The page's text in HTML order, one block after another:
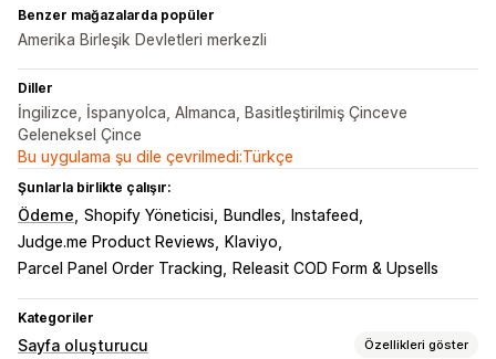
Benzer mağazalarda popüler
Amerika Birleşik Devletleri merkezli
Diller
İngilizce, İspanyolca, Almanca, Basitleştirilmiş Çinceve
Geleneksel Çince
Bu uygulama şu dile çevrilmedi:Türkçe
Şunlarla birlikte çalışır:
Ödeme Shopify Yöneticisi Bundles
Instafeed
Judge.me Product Reviews
Klaviyo
Parcel Panel Order Tracking
Releasit COD Form & Upsells
Kategoriler
Sayfa oluşturucu Özellikleri göster